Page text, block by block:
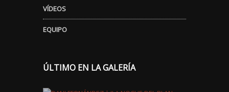
VÍDEOS
EQUIPO
ÚLTIMO EN LA GALERÍA